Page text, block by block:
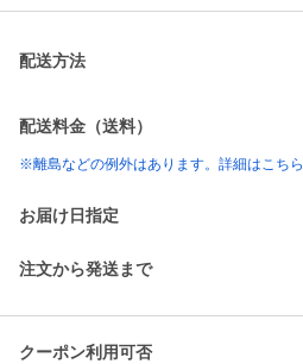
配送方法
配送料金（送料）
※離島などの例外はあります。詳細はこちら
お届け日指定
注文から発送まで
クーポン利用可否